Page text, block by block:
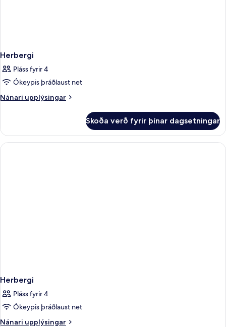
Herbergi
Pláss fyrir 4
Ókeypis þráðlaust net
Nánari upplýsingar
Nánari
Skoða verð fyrir þínar dagsetningar
Herbergi
Pláss fyrir 4
Ókeypis þráðlaust net
Nánari upplýsingar
Nánari